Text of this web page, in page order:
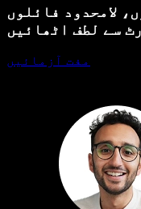
لامحدود فائلوں
مفت آزمائیں